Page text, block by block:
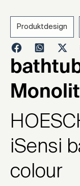
Produktdesign
iSensi
colour